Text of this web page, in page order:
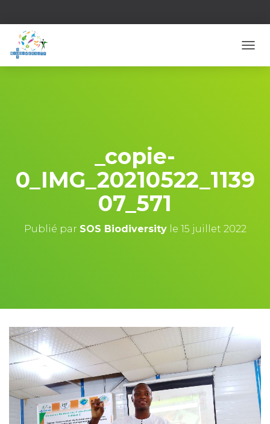
É
V
_copie-
0_IMG_20210522_1139
07_571
Publié par SOS Biodiversityle 15 juillet 2022